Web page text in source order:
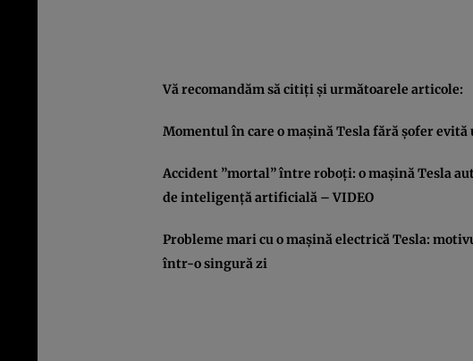
Vă recomandăm să citiţi şi următoarele articole:
Momentul în care o maşină Tesla fără şofer evită
Accident ”mortal” între roboţi: o maşină Tesla
de inteligenţă artificială – VIDEO
Probleme mari cu o maşină electrică Tesla:
într-o singură zi